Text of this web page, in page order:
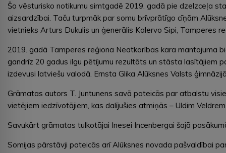
Šo vēsturisko notikumu simtgadē 2019. gadā pie dzelzceļa
aizsardzībai. Taču turpmāk par somu brīvprātīgo cīņām
vietnieks Arturs Dukulis un ģenerālis Kalervo Sipi, Tamperes
2019. gadā Tamperes reģiona Neatkarības kara mantojuma
gandrīz 20 gadus ilgu pētījumu rezultāts un stāsta lasītājiem
izdevusi latviešu valodā. Ernsta Glika Alūksnes Valsts
Grāmatas autors T. Juntunens savā pateicās par atbalstu
vietējiem iedzīvotājiem, kas dalījušies atmiņās – Uldim
Savukārt grāmatas tulkotājai Inesei Incenbergai šajā
Somijas pārstāvji pateicās arī Alūksnes novada pašvaldībai